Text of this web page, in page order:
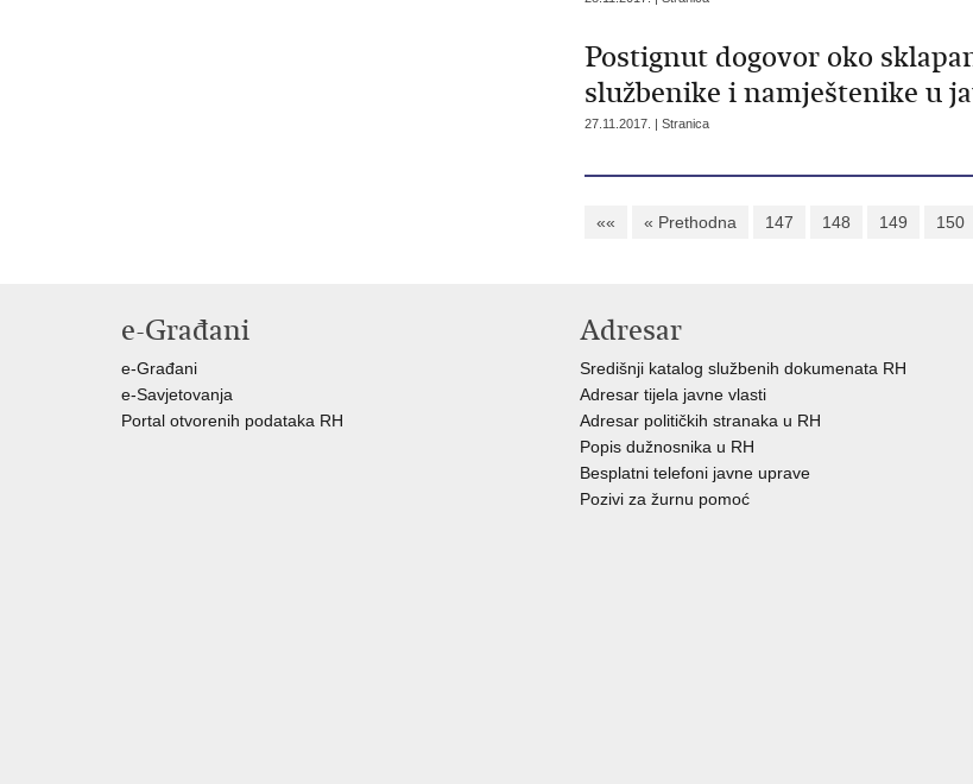
Postignut dogovor oko
službenike i namještenike u
27.11.2017. | Stranica
«« « Prethodna 147 148 149 150
e-Građani
e-Građani
e-Savjetovanja
Portal otvorenih podataka RH
Adresar
Središnji katalog službenih dokumenata RH
Adresar tijela javne vlasti
Adresar političkih stranaka u RH
Popis dužnosnika u RH
Besplatni telefoni javne uprave
Pozivi za žurnu pomoć